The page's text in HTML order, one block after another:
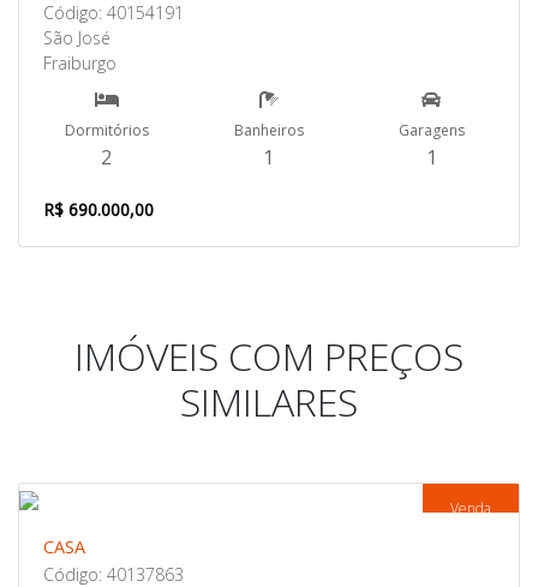
Código: 40154191
São José
Fraiburgo
Dormitórios
2
Banheiros
1
Garagens
1
R$ 690.000,00
IMÓVEIS COM PREÇOS
SIMILARES
Venda
CASA
Código: 40137863